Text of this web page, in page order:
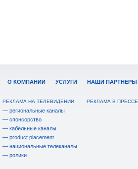
О КОМПАНИИ УСЛУГИ НАШИ ПАРТНЕРЫ
РЕКЛАМА НА ТЕЛЕВИДЕНИИ
— региональные каналы
— спонсорство
— кабельные каналы
— product placement
— национальные телеканалы
— ролики
РЕКЛАМА В ПРЕССЕ